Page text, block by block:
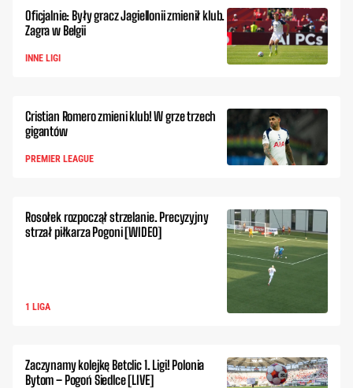
Oficjalnie: Były gracz Jagiellonii zmienił klub.
Zagra w Belgii
INNE LIGI
Cristian Romero zmieni klub! W grze trzech
gigantów
PREMIER LEAGUE
Rosołek rozpoczął strzelanie. Precyzyjny
strzał piłkarza Pogoni [WIDEO]
1 LIGA
Zaczynamy kolejkę Betclic 1. Ligi! Polonia
Bytom – Pogoń Siedlce [LIVE]